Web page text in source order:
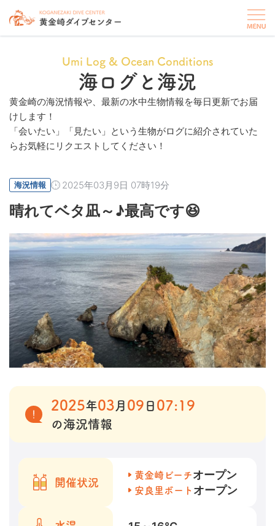
Umi Log & Ocean Conditions
海ログと海況
黄金崎の海況情報や、最新の水中生物情報を毎日更新でお届
けします！
「会いたい」「見たい」という生物がログに紹介されていた
らお気軽にリクエストしてください！
海況情報 2025年03月9日 07時19分
晴れてベタ凪～♪最高です😆
2025年03 月 09 日 07:19
の海況情報
開催状況
黄金崎ビーチオープン
安良里ボート オープン